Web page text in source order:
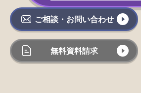
ご相談・お問い合わせ
無料資料請求